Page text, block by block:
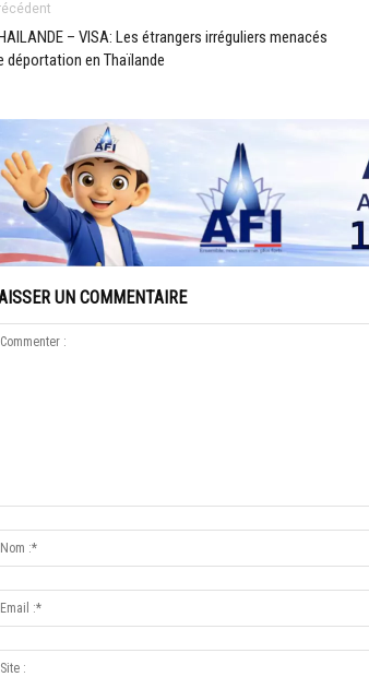
– VISA: Les étrangers irréguliers menacés
déportation en Thaïlande
UN COMMENTAIRE